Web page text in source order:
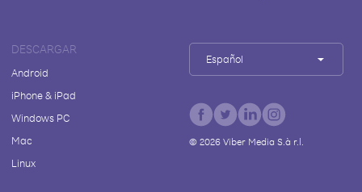
DESCARGAR
Android
iPhone & iPad
Windows PC
Mac
Linux
Español
© 2026Viber Media S.à r.l.